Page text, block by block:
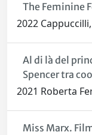
The Feminine
2022
Al di là del
Spencer tra
2021 Roberta
Miss Marx.